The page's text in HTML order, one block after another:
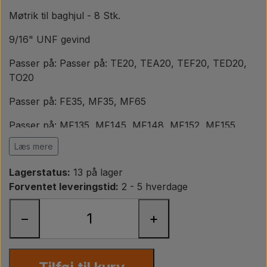
Maling Agricolour
Møtrik til baghjul - 8 Stk.
9/16" UNF gevind
Passer på: Passer på: TE20, TEA20, TEF20, TED20,
TO20
Passer på: FE35, MF35, MF65
Passer på: MF135, MF145, MF148, MF152, MF155,
MF158, MF165, MF168, MF175, MF178, MF185,
MF188
Passer på: MF230, MF240, MF250, MF255, MF260,
MF265, MF275, MF285, MF290
Passer på: MF340
Passer på: MF550, MF560, MF565, MF575, MF590
Passer på: MF675 før 1984, MF690
Læs mere
Lagerstatus: 13 på lager
Forventet leveringstid: 2 - 5 hverdage
− +